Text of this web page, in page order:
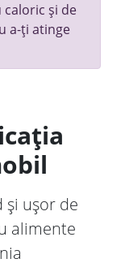
caloric și de
a-ți atinge
și ușor de
alimente